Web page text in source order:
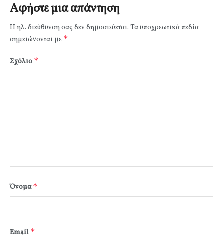
Αφήστε μια απάντηση
Η ηλ. διεύθυνση σας δεν δημοσιεύεται. Τα υποχρεωτικά πεδία
σημειώνονται με *
Σχόλιο *
Όνομα*
Email *